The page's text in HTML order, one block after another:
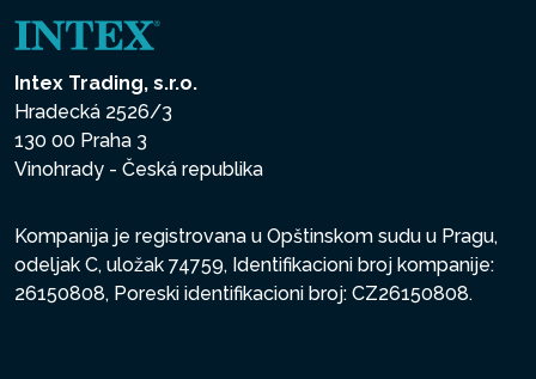
Intex Trading, s.r.o.
Hradecká 2526/3
130 00 Praha 3
Vinohrady - Česká republika
Kompanija je registrovana u Opštinskom sudu u Pragu,
odeljak C, uložak 74759, Identifikacioni broj kompanije:
26150808, Poreski identifikacioni broj: CZ26150808.